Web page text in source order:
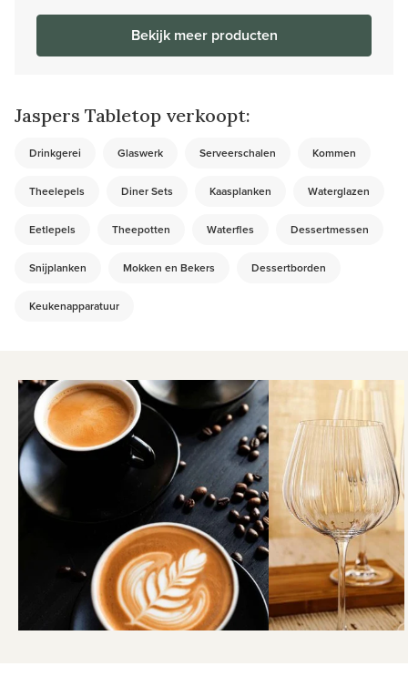
Bekijk meer producten
Jaspers Tabletop verkoopt:
Drinkgerei Glaswerk Serveerschalen Kommen
Theelepels Diner Sets Kaasplanken Waterglazen
Eetlepels Theepotten Waterfles Dessertmessen
Snijplanken Mokken en Bekers Dessertborden
Keukenapparatuur